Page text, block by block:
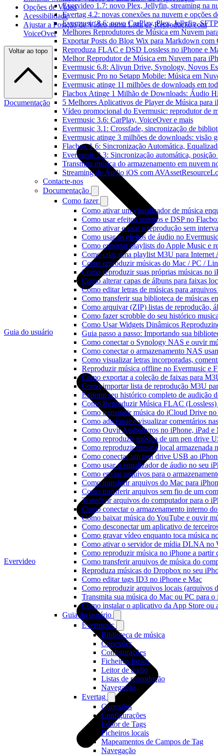
Evervideo 1.7: novo Plex, Jellyfin, streaming na
Evertag 4.2: novas conexões na nuvem e opções
Evermusic 8.6: novo CarPlay, Plex, Jellyfin,
Melhores Reprodutores de Música em Nuvem
Exportar Posts do Blog Wix para Markdown com
Reproduza FLAC e DSD Lossless no iPhone e
Melhor Reprodutor de Música em Nuvem para
Evermusic 6.8: Aliyun Drive, Synology, Novos
Evermusic Pro no Setapp Mobile: Música em
Evermusic atinge 11 milhões de downloads em
Flacbox Atinge 1 Milhão de Downloads: Áudio
5 Melhores Aplicativos de Player de Música para
Vídeo promocional do Evermusic: reprodutor de
Evermusic 3.6: CarPlay, VoiceOver e mais
Evermusic 3.1: Crossfade, sincronização de
Evermusic atinge 3 milhões de downloads: visão
Flacbox 1.6: Sincronização Automática,
Evermusic 2.3: Sincronização automática, posição
Transmita música do armazenamento em nuvem
Streaming de Áudio iOS com
Contacte-nos
Documentação
Como fazer
Como ativar um visualizador de música
Como usar efeitos sonoros e DSP no
Como ativar e usar a reprodução sem
Como usar os efeitos de áudio no
Como exportar playlists do Apple Music e
Como criar uma playlist M3U para
Como reproduzir músicas do Mac / PC /
Como reproduzir suas próprias músicas no
Como alterar capas de álbuns para faixas
Como editar letras de músicas para
Como transferir sua biblioteca de músicas
Como arquivar (ZIP) listas de reprodução,
Como fazer scrobble do seu histórico
Como Usar Widgets Dinâmicos
Guia passo a passo: Importando sua
Como conectar o Synology NAS e ouvir
Como conectar o armazenamento NAS
Como visualizar letras incorporadas,
Reproduzir música offline no Evermusic e
Como exportar a coleção de faixas para
Como importar lista de reprodução M3U
Exporte seu histórico completo de audição
Como Reproduzir Música FLAC
Como transmitir música do iCloud Drive
Como adicionar e visualizar comentários
Como Ouvir Audiolivros no iPhone, iPad e
Como reproduzir música de um pen drive
Como reproduzir musica local armazenada
Como conectar um pen drive USB ao
Como usar o equalizador de áudio no seu
Como enviar arquivos para o
Como transferir arquivos do Mac para
Como transferir arquivos sem fio de um
Transferir arquivos do computador para o
Como conectar o armazenamento interno
Como baixar música do YouTube e ouvir
Como desconectar um aplicativo de
Como gravar vídeo enquanto toca música
Como ativar o servidor de mídia DLNA no
Como reproduzir música no iPhone a
Como transferir arquivos de música do
Reproduza músicas do Dropbox no seu
Como editar tags ID3 no iPhone e Mac
Como reproduzir arquivos locais (arquivos
Transmita sua música do Mac ou PC para
Como instalar o aplicativo da App Store
Guia do usuário
Evermusic
Biblioteca de música
Conexões
Configurações
Ficheiros locais
Leitor de áudio
Listas de reprodução
Navegação
Evertag
Conexões
Configurações
Editor de Tags
Ficheiros locais
Mapeamentos de Campos de Tag
Navegação
Opções de Vídeo
Acessibilidade
Ajustar a Posição de Vídeo numa Lista de Reprodução com
VoiceOver
Voltar ao topo
Documentação
Guia do usuário
Evervideo